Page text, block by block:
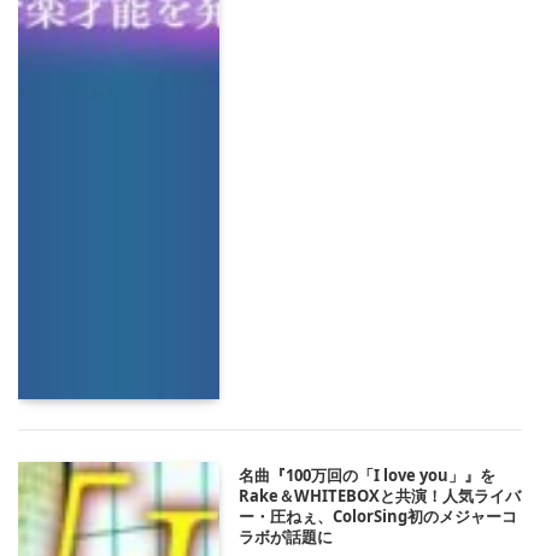
名曲『100万回の「I love you」』を
Rake＆WHITEBOXと共演！人気ライバ
ー・圧ねぇ、ColorSing初のメジャーコ
ラボが話題に